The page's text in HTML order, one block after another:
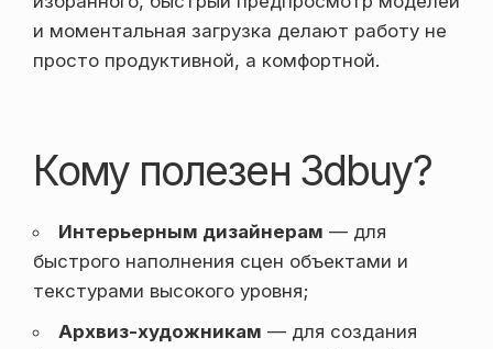
и моментальная загрузка делают работу не
просто продуктивной, а комфортной.
Кому полезен 3dbuy?
Интерьерным дизайнерам — для
быстрого наполнения сцен объектами и
текстурами высокого уровня;
Архвиз-художникам — для создания